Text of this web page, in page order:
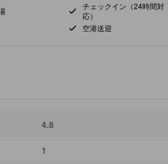
チェックイン（24時間対
応）
空港送迎
4.8
1